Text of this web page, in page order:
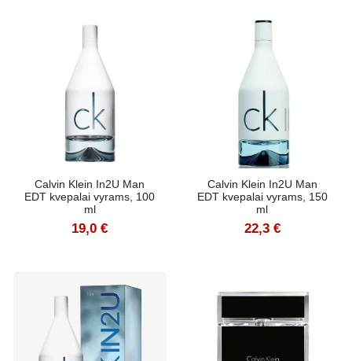
Calvin Klein In2U Man
EDT kvepalai vyrams, 100
ml
19,0 €
Calvin Klein In2U Man
EDT kvepalai vyrams, 150
ml
22,3 €